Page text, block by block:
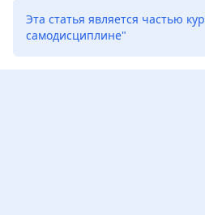
Эта статья является частью
самодисциплине"